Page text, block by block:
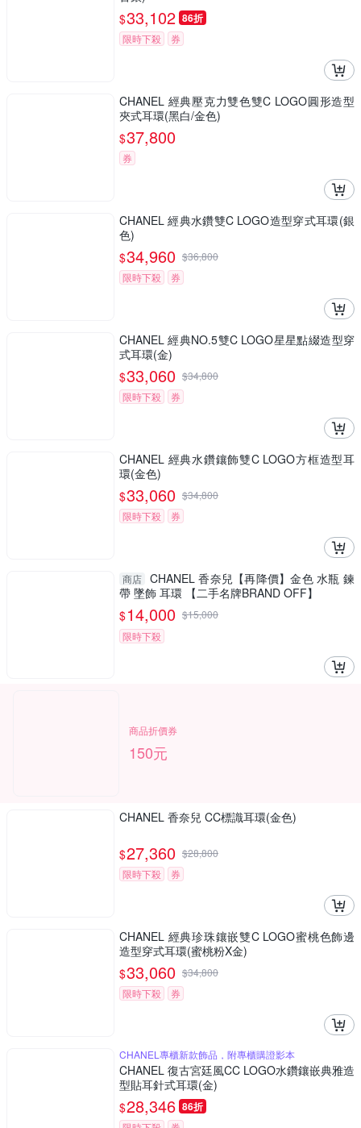
$33,102 86折
限時下殺 券
CHANEL 經典壓克力雙色雙C LOGO圓形造型
夾式耳環(黑白/金色)
$37,800
券
CHANEL 經典水鑽雙C LOGO造型穿式耳環(銀
色)
$34,960 $36,800
限時下殺
券
CHANEL 經典NO.5雙C LOGO星星點綴造型穿
式耳環(金)
$33,060 $34,800
限時下殺
券
CHANEL 經典水鑽鑲飾雙C LOGO方框造型耳
環(金色)
$33,060 $34,800
限時下殺
券
商店 CHANEL 香奈兒【再降價】金色 水瓶 鍊
帶 墜飾 耳環 【二手名牌BRAND OFF】
$14,000 $15,000
限時下殺
商品折價券
150元
CHANEL 香奈兒 CC標識耳環(金色)
$27,360 $28,800
限時下殺
券
CHANEL 經典珍珠鑲嵌雙C LOGO蜜桃色飾邊
造型穿式耳環(蜜桃粉X金)
$33,060 $34,800
限時下殺
券
CHANEL專櫃新款飾品，附專櫃購證影本
CHANEL 復古宮廷風CC LOGO水鑽鑲嵌典雅造
型貼耳針式耳環(金)
$28,346 86折